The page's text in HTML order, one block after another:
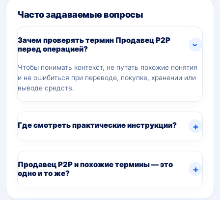
Часто задаваемые вопросы
Зачем проверять термин Продавец P2P
перед операцией?
Чтобы понимать контекст, не путать похожие понятия
и не ошибиться при переводе, покупке, хранении или
выводе средств.
Где смотреть практические инструкции?
Продавец P2P и похожие термины — это
одно и то же?